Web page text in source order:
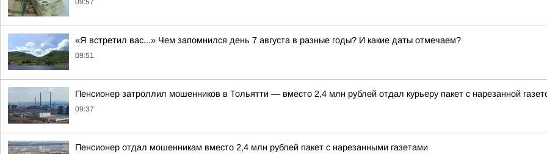
09:57
«Я встретил вас...» Чем запомнился день 7 августа в разные годы? И какие даты отмечаем?
09:51
Пенсионер затроллил мошенников в Тольятти — вместо 2,4 млн рублей отдал курьеру пакет с нарезанной
09:37
Пенсионер отдал мошенникам вместо 2,4 млн рублей пакет с нарезанными газетами